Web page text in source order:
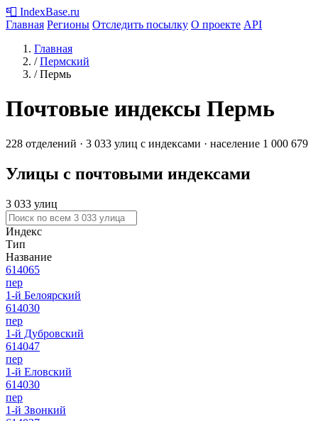
📮 IndexBase.ru
Главная Регионы Отследить посылку О проекте API
Главная
/ Пермский
/ Пермь
Почтовые индексы Пермь
228 отделений · 3 033 улиц с индексами · население 1 000 679
Улицы с почтовыми индексами
3 033 улиц
Индекс
Тип
Название
614065
пер
1-й Белоярский
614030
пер
1-й Дубровский
614047
пер
1-й Еловский
614030
пер
1-й Звонкий